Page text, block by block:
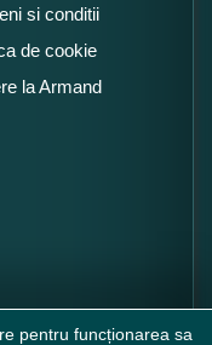
si conditii
de cookie
la Armand
pentru funcționarea sa